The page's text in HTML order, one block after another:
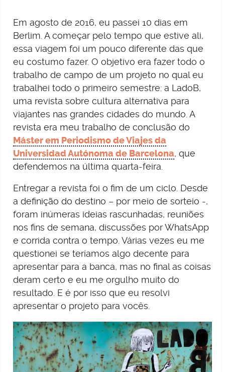
Em agosto de 2016, eu passei 10 dias em
Berlim. A começar pelo tempo que estive ali,
essa viagem foi um pouco diferente das que
eu costumo fazer. O objetivo era fazer todo o
trabalho de campo de um projeto no qual eu
trabalhei todo o primeiro semestre: a LadoB,
uma revista sobre cultura alternativa para
viajantes nas grandes cidades do mundo. A
revista era meu trabalho de conclusão do
Máster em Periodismo de Viajes da
Universidad Autónoma de Barcelona, que
defendemos na última quarta-feira.
Entregar a revista foi o fim de um ciclo. Desde
a definição do destino – por meio de sorteio -,
foram inúmeras ideias rascunhadas, reuniões
nos fins de semana, discussões por WhatsApp
e corrida contra o tempo. Várias vezes eu me
questionei se teríamos algo decente para
apresentar para a banca, mas no final as coisas
deram certo e eu me orgulho muito do
resultado. E é por isso que eu resolvi
apresentar o projeto para vocês.